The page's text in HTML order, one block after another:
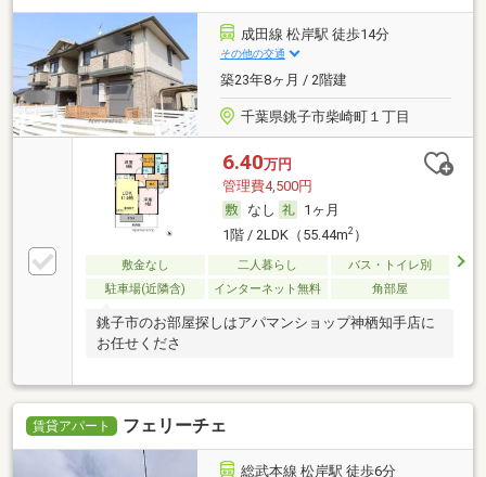
成田線 松岸駅 徒歩14分
その他の交通
築23年8ヶ月 / 2階建
千葉県銚子市柴崎町１丁目
6.40万円
管理費4,500円
なし
1ヶ月
1階 / 2LDK（55.44m2）
敷金なし 二人暮らし
バス・トイレ別
駐車場(近隣含)
インターネット無料 角部屋
銚子市のお部屋探しはアパマンショップ神栖知手店に
お任せくださ
賃貸アパート フェリーチェ
総武本線 松岸駅 徒歩6分